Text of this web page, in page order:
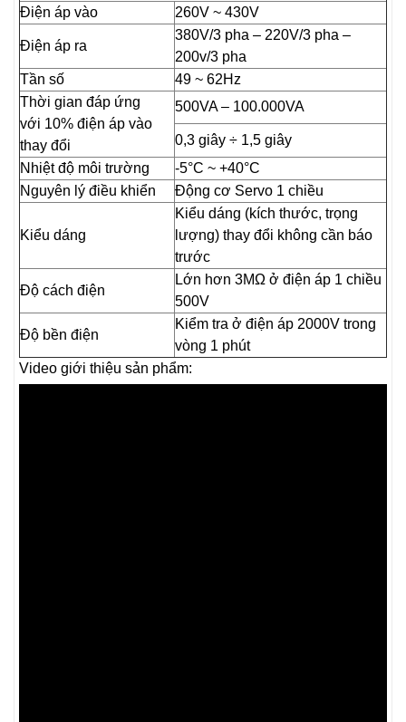
Điện áp vào
260V ~ 430V
Điện áp ra
380V/3 pha – 220V/3 pha –
200v/3 pha
Tần số
49 ~ 62Hz
Thời gian đáp ứng
với 10% điện áp vào
thay đổi
500VA – 100.000VA
0,3 giây ÷ 1,5 giây
Nhiệt độ môi trường
-5°C ~ +40°C
Nguyên lý điều khiển
Động cơ Servo 1 chiều
Kiểu dáng
Kiểu dáng (kích thước, trọng
lượng) thay đổi không cần báo
trước
Độ cách điện
Lớn hơn 3MΩ ở điện áp 1 chiều
500V
Độ bền điện
Kiểm tra ở điện áp 2000V trong
vòng 1 phút
Video giới thiệu sản phẩm: